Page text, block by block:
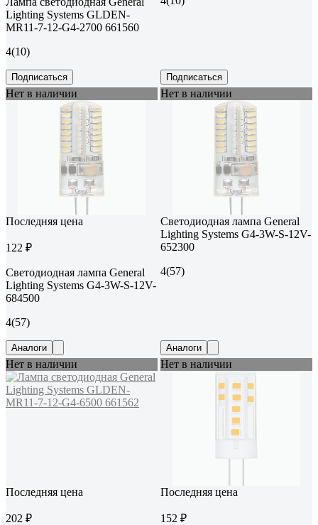
Lighting Systems GLDEN-
MR11-7-12-G4-2700 661560
4(10)
Подписаться Подписаться
Нет в наличии
Последняя цена
122 ₽
Светодиодная лампа General
Lighting Systems G4-3W-S-12V-
684500
4(57)
Аналоги
Нет в наличии
Светодиодная лампа General
Lighting Systems G4-3W-S-12V-
652300
4(57)
Аналоги
Нет в наличии
Последняя цена
202 ₽
Нет в наличии
Последняя цена
152 ₽